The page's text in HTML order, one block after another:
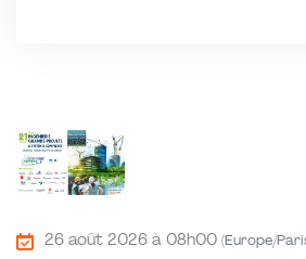
26 août 2026 à 08h00 (Europe/